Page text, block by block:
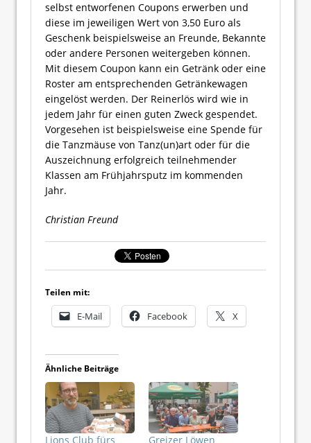
selbst entworfenen Coupons erwerben und
diese im jeweiligen Wert von 3,50 Euro als
Geschenk beispielsweise an Freunde, Bekannte
oder andere Personen weitergeben können.
Mit diesem Coupon kann ein Getränk oder eine
Roster am entsprechenden Getränkewagen
eingelöst werden. Der Reinerlös wird wie in
jedem Jahr für einen guten Zweck gespendet.
Vorgesehen ist beispielsweise eine Spende für
die Tanzmäuse von Tanz(un)art oder für die
Auszeichnung erfolgreich teilnehmender
Klassen am Frühjahrsputz im kommenden
Jahr.
Christian Freund
Teilen mit:
E-Mail Facebook X
Ähnliche Beiträge
Lions Club fürs Greizer Löwen